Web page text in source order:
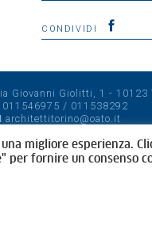
CONDIVIDI
Giovanni Giolitti, 1 - 10123
011546975 / 011538292
architettitorino@oato.it
migliore esperienza.
per fornire un consenso